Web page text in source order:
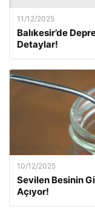
11/12/2025
Balıkesir’de
Detaylar!
10/12/2025
Sevilen Besinin
Açıyor!